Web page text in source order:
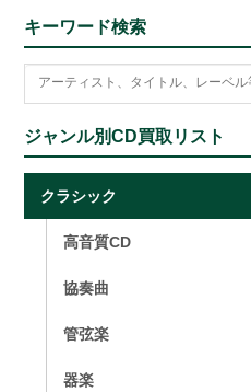
キーワード検索
ジャンル別CD買取リスト
クラシック
高音質CD
協奏曲
管弦楽
器楽